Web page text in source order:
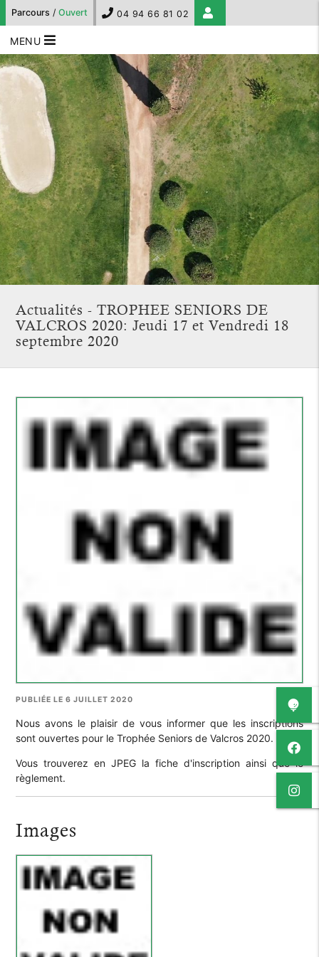
Parcours / Ouvert 04 94 66 81 02
MENU
Actualités - TROPHEE SENIORS DE
VALCROS 2020: Jeudi 17 et Vendredi 18
septembre 2020
PUBLIÉE LE 6 JUILLET 2020
Nous avons le plaisir de vous informer que les inscriptions
sont ouvertes pour le Trophée Seniors de Valcros 2020.
Vous trouverez en JPEG la fiche d'inscription ainsi que le
règlement.
Images